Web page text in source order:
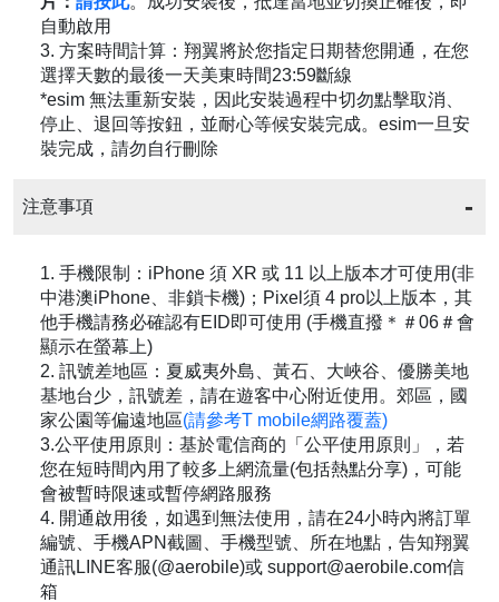
自動啟用
3. 方案時間計算：翔翼將於您指定日期替您開通，在您
選擇天數的最後一天美東時間23:59斷線
*esim 無法重新安裝，因此安裝過程中切勿點擊取消、
停止、退回等按鈕，並耐心等候安裝完成。esim一旦安
裝完成，請勿自行刪除
注意事項
1. 手機限制：iPhone 須 XR 或 11 以上版本才可使用(非
中港澳iPhone、非鎖卡機)；Pixel須 4 pro以上版本，其
他手機請務必確認有EID即可使用 (手機直撥＊＃06＃會
顯示在螢幕上)
2. 訊號差地區：夏威夷外島、黃石、大峽谷、優勝美地
基地台少，訊號差，請在遊客中心附近使用。郊區，國
家公園等偏遠地區(請參考T mobile網路覆蓋)
3.公平使用原則：基於電信商的「公平使用原則」，若
您在短時間內用了較多上網流量(包括熱點分享)，可能
會被暫時限速或暫停網路服務
4. 開通啟用後，如遇到無法使用，請在24小時內將訂單
編號、手機APN截圖、手機型號、所在地點，告知翔翼
通訊LINE客服(@aerobile)或 support@aerobile.com信
箱